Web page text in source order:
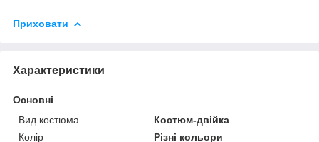
Приховати
Характеристики
Основні
Вид костюма
Костюм-двійка
Колір
Різні кольори